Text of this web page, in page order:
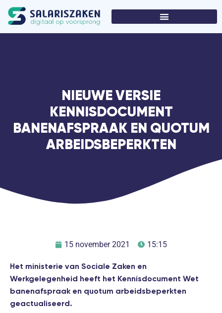
NIEUWE VERSIE
KENNISDOCUMENT
BANENAFSPRAAK EN QUOTUM
ARBEIDSBEPERKTEN
15 november 2021 15:15
Het ministerie van Sociale Zaken en
Werkgelegenheid heeft het Kennisdocument Wet
banenafspraak en quotum arbeidsbeperkten
geactualiseerd.